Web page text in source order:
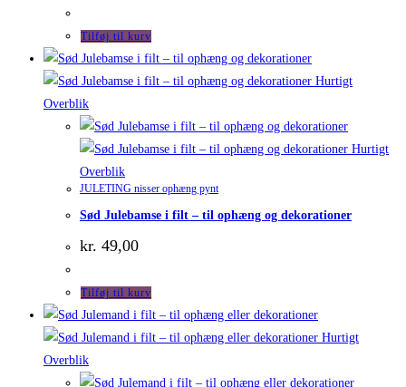
Tilføj til kurv
Hurtigt
Overblik
Hurtigt
Overblik
JULETING nisser ophæng pynt
Sød Julebamse i filt – til ophæng og dekorationer
kr. 49,00
Tilføj til kurv
Hurtigt
Overblik